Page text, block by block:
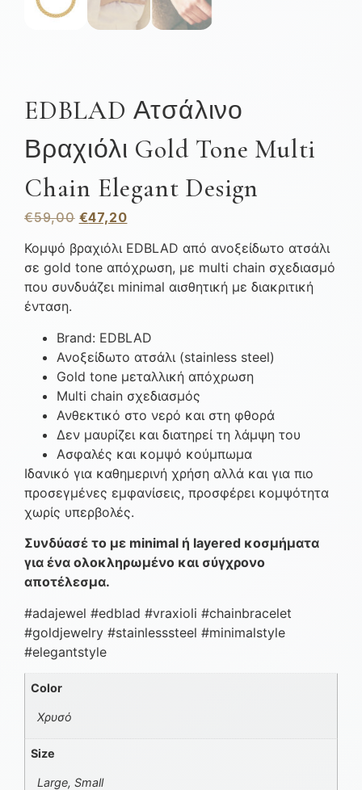
EDBLAD Ατσάλινο
Βραχιόλι Gold Tone Multi
Chain Elegant Design
€59,00 €47,20
Κομψό βραχιόλι EDBLAD από ανοξείδωτο ατσάλι
σε gold tone απόχρωση, με multi chain σχεδιασμό
που συνδυάζει minimal αισθητική με διακριτική
ένταση.
Brand: EDBLAD
Ανοξείδωτο ατσάλι (stainless steel)
Gold tone μεταλλική απόχρωση
Multi chain σχεδιασμός
Ανθεκτικό στο νερό και στη φθορά
Δεν μαυρίζει και διατηρεί τη λάμψη του
Ασφαλές και κομψό κούμπωμα
Ιδανικό για καθημερινή χρήση αλλά και για πιο
προσεγμένες εμφανίσεις, προσφέρει κομψότητα
χωρίς υπερβολές.
Συνδύασέ το με minimal ή layered κοσμήματα
για ένα ολοκληρωμένο και σύγχρονο
αποτέλεσμα.
#adajewel #edblad #vraxioli #chainbracelet
#goldjewelry #stainlesssteel #minimalstyle
#elegantstyle
Color
Χρυσό
Size
Large, Small